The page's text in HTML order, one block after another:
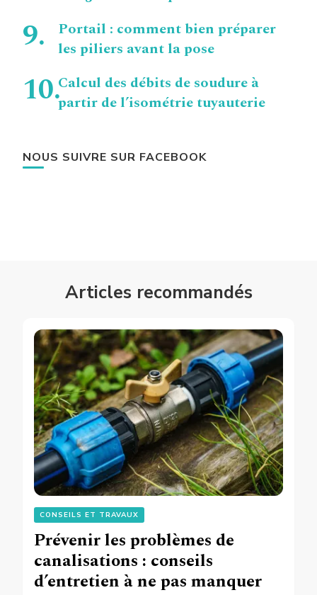
Portail : comment bien préparer
les piliers avant la pose
Calcul des débits de soudure à
partir de l’isométrie tuyauterie
NOUS SUIVRE SUR FACEBOOK
Articles recommandés
CONSEILS ET TRAVAUX
Prévenir les problèmes de
canalisations : conseils
d’entretien à ne pas manquer